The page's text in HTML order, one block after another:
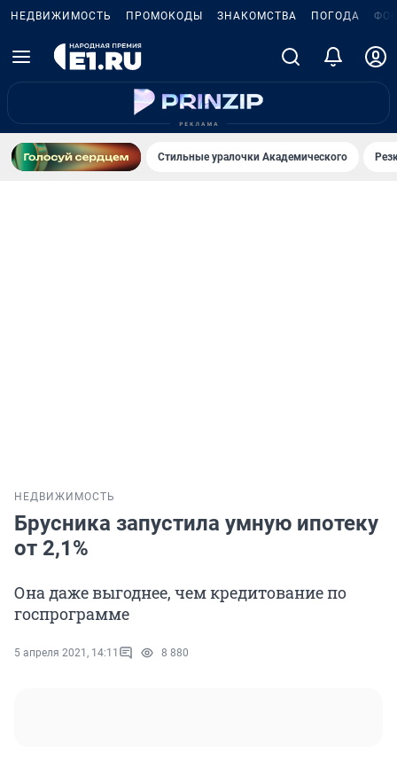
НЕДВИЖИМОСТЬ ПРОМОКОДЫ ЗНАКОМСТВА ПОГОДА
Стильные уралочки Академического
НЕДВИЖИМОСТЬ
Брусника запустила умную ипотеку
от 2,1%
Она даже выгоднее, чем кредитование по
госпрограмме
5 апреля 2021, 14:11 8 880